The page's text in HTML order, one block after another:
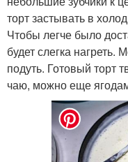
торт застывать в
Чтобы легче было
будет слегка
подуть. Готовый торт
чаю, можно еще